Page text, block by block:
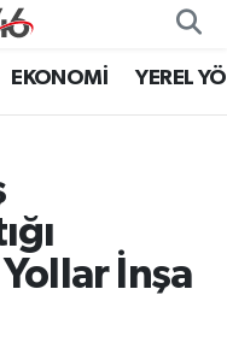
EKONOMİ YEREL
İnşa